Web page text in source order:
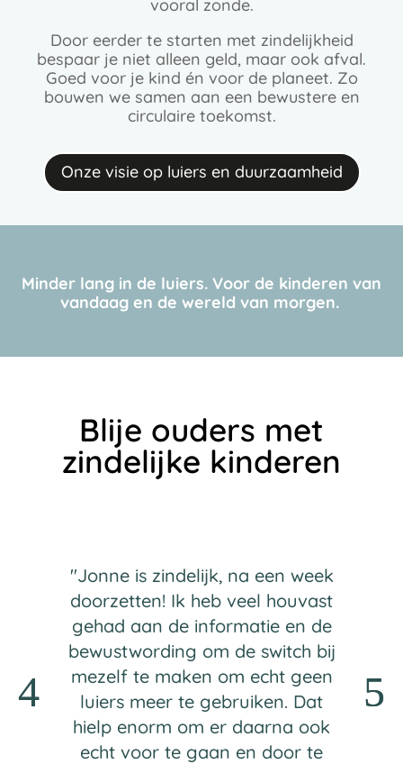
vooral zonde.​
Door eerder te starten met zindelijkheid
bespaar je niet alleen geld, maar ook afval.
Goed voor je kind én voor de planeet. Zo
bouwen we samen aan een bewustere en
circulaire toekomst.​
Onze visie op luiers en duurzaamheid
Minder lang in de luiers. Voor de kinderen van
vandaag en de wereld van morgen.
Blije ouders met
zindelijke kinderen
"Jonne is zindelijk, na een week
doorzetten! Ik heb veel houvast
gehad aan de informatie en de
bewustwording om de switch bij
mezelf te maken om echt geen
luiers meer te gebruiken. Dat
hielp enorm om er daarna ook
echt voor te gaan en door te